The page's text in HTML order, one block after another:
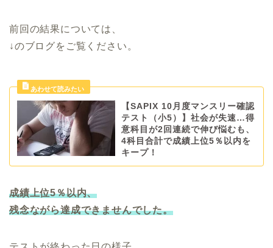
前回の結果については、
↓のブログをご覧ください。
【SAPIX 10月度マンスリー確認
テスト（小5）】社会が失速…得
意科目が2回連続で伸び悩むも、
4科目合計で成績上位5％以内を
キープ！
成績上位5％以内、
残念ながら達成できませんでした。